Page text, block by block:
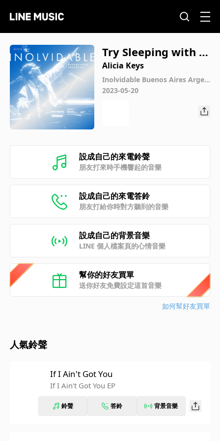
Try Sleeping with a
Broken Heart (Live
from Movistar Aren
a Buenos Aires, Arg
Alicia Keys
Inolvidable Buenos Aires Argen
tina (Live from Movistar Arena
2023-05-20
設成自己的來電鈴聲
朋友打來時手機響起的音樂
設成自己的來電答鈴
朋友打給你時對方聽到的音樂
設成自己的背景音樂
LINE 個人檔案頁的心情音樂
幫你的好友買單
送你好友免費設定這首音樂
如何幫好友買單
人氣鈴聲
If I Ain't Got You
If I Ain't Got You EP
鈴聲 答鈴 背景音樂